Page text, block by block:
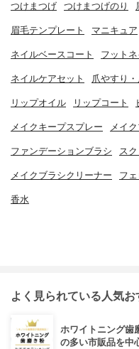
つけまつげ つけまつげのり
眉毛テンプレート マニキュア
ネイルベースコート フット
ネイルケアセット 爪やすり・
リップオイル リップコート
メイクキープスプレー メイ
ファンデーションブラシ ス
メイクブラシクリーナー フ
香水
よく見られている人気
ホワイトニング歯
の多い市販品を中